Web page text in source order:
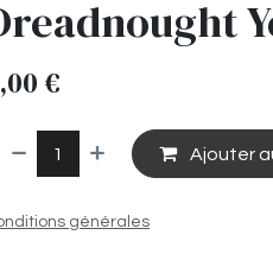
€
Ajouter
générales